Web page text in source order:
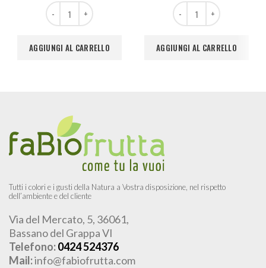
Finocchio 1 kg quantità
AGGIUNGI AL CARRELLO
Cipolle Rossa 1 kg quantità
AGGIUNGI AL CARRELLO
Tutti i colori e i gusti della Natura a Vostra disposizione, nel rispetto
dell’ambiente e del cliente
Via del Mercato, 5, 36061,
Bassano del Grappa VI
Telefono:0424 524376
Mail:info@fabiofrutta.com